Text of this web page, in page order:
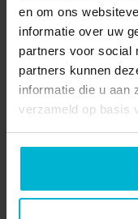
en om ons
informatie over uw
partners voor social
partners kunnen
informatie die u aan
verzameld op basis